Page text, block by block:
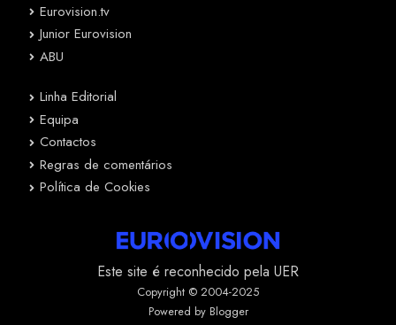
Eurovision.tv
Junior Eurovision
ABU
Linha Editorial
Equipa
Contactos
Regras de comentários
Política de Cookies
Este site é reconhecido pela UER
Copyright © 2004-2025
Powered by Blogger